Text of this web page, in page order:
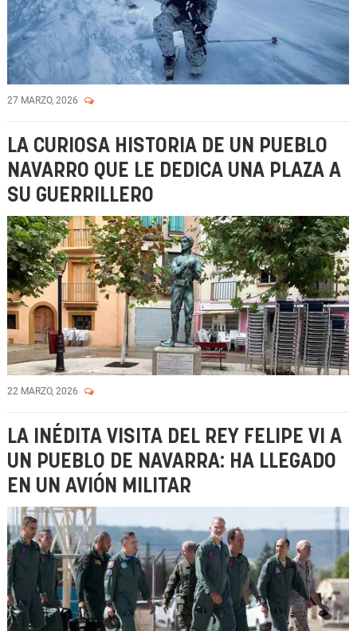
27 MARZO, 2026
LA CURIOSA HISTORIA DE UN PUEBLO
NAVARRO QUE LE DEDICA UNA PLAZA A
SU GUERRILLERO
22 MARZO, 2026
LA INÉDITA VISITA DEL REY FELIPE VI A
UN PUEBLO DE NAVARRA: HA LLEGADO
EN UN AVIÓN MILITAR